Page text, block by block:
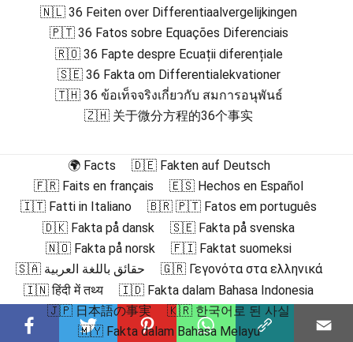
🇳🇱 36 Feiten over Differentiaalvergelijkingen
🇵🇹 36 Fatos sobre Equações Diferenciais
🇷🇴 36 Fapte despre Ecuații diferențiale
🇸🇪 36 Fakta om Differentialekvationer
🇹🇭 36 ข้อเท็จจริงเกี่ยวกับ สมการอนุพันธ์
🇿🇭 关于微分方程的36个事实
🌍 Facts
🇩🇪 Fakten auf Deutsch
🇫🇷 Faits en français
🇪🇸 Hechos en Español
🇮🇹 Fatti in Italiano
🇧🇷 🇵🇹 Fatos em português
🇩🇰 Fakta på dansk
🇸🇪 Fakta på svenska
🇳🇴 Fakta på norsk
🇫🇮 Faktat suomeksi
🇸🇦 حقائق باللغة العربية
🇬🇷 Γεγονότα στα ελληνικά
🇮🇳 हिंदी में तथ्य
🇮🇩 Fakta dalam Bahasa Indonesia
🇯🇵 日本語の事実
🇰🇷 한국어로 된 사실
🇲🇾 Fakta dalam Bahasa Melayu